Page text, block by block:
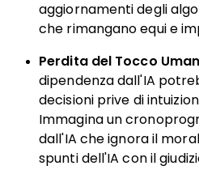
aggiornamenti degli
che rimangano equi e
Perdita del Tocco
dipendenza dall'IA
decisioni prive di
Immagina un
dall'IA che ignora il
spunti dell'IA con il